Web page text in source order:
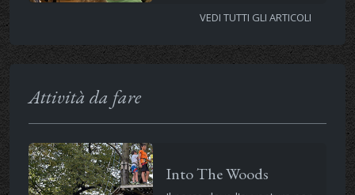
VEDI TUTTI GLI ARTICOLI
Attività da fare
Into The Woods